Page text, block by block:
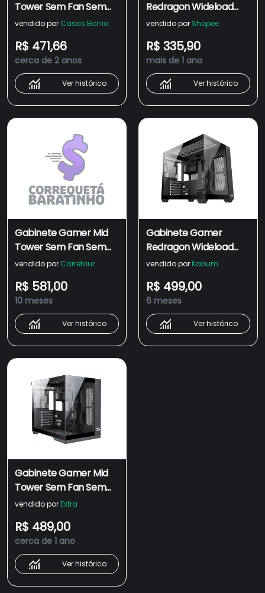
Tower Sem Fan Sem
Fonte Ca-604B-Pro
Redragon
vendido por Casas Bahia
R$ 471,66
cerca de 2 anos
Ver histórico
Redragon Wideload
Pro, Mid Tower, Vidro
Black, Sem Fonte, Sem
Fan, CA-604B-PRO
vendido por Shopee
R$ 335,90
mais de 1 ano
Ver histórico
Gabinete Gamer Mid
Tower Sem Fan Sem
Fonte Ca-604b-pro
Redragon
vendido por Carrefour
R$ 581,00
10 meses
Ver histórico
Gabinete Gamer
Redragon Wideload
Lite, Mid Tower, Sem
- Ca-604b
vendido por Kabum
R$ 499,00
6 meses
Ver histórico
Gabinete Gamer Mid
Tower Sem Fan Sem
Fonte Ca-604B-Pro
Redragon
vendido por Extra
R$ 489,00
cerca de 1 ano
Ver histórico